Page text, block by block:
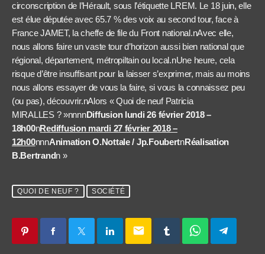
circonscription de l’Hérault, sous l’étiquette LREM. Le 18 juin, elle
est élue députée avec 65.7 % des voix au second tour, face à
France JAMET, la cheffe de file du Front national.nAvec elle,
nous allons faire un vaste tour d’horizon aussi bien national que
régional, département, métropiltain ou local.nUne heure, cela
risque d’être insuffisant pour la laisser s’exprimer, mais au moins
nous allons essayer de vous la faire, si vous la connaissez peu
(ou pas), découvrir.nAlors « Quoi de neuf Patricia
MIRALLES ? »nnnnDiffusion lundi 26 février 2018 –
18h00nRediffusion mardi 27 février 2018 –
12h00nnnAnimation O.Nottale / Jp.FoubertnRéalisation
B.Bertrandn »
QUOI DE NEUF ? SOCIÉTÉ
email